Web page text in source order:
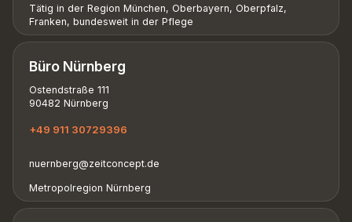
Tätig in der Region München, Oberbayern, Oberpfalz,
Franken, bundesweit in der Pflege
Büro Nürnberg
Ostendstraße 111
90482 Nürnberg
+49 911 30729396
nuernberg@zeitconcept.de
Metropolregion Nürnberg